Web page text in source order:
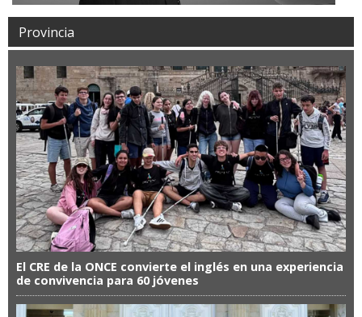
Provincia
El CRE de la ONCE convierte el inglés en una experiencia
de convivencia para 60 jóvenes